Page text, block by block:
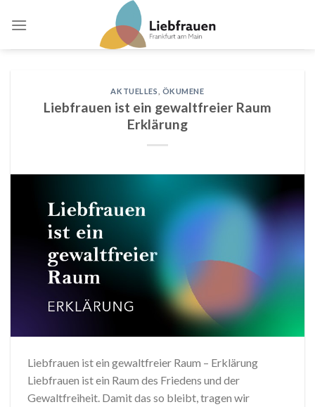
AKTUELLES ÖKUMENE
Liebfrauen ist ein gewaltfreier Raum
Erklärung
Liebfrauen ist ein gewaltfreier Raum – Erklärung
Liebfrauen ist ein Raum des Friedens und der
Gewaltfreiheit. Damit das so bleibt, tragen wir